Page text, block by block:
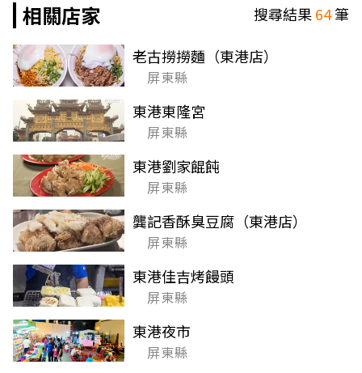
相關店家 搜尋結果64筆
老古撈撈麵（東港店）
屏東縣
東港東隆宮
屏東縣
東港劉家餛飩
屏東縣
龔記香酥臭豆腐（東港店）
屏東縣
東港佳吉烤饅頭
屏東縣
東港夜市
屏東縣